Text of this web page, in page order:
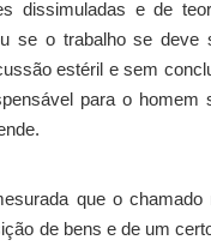
dissimuladas e de
se o trabalho se
estéril e sem
para o
que o
de bens e de um